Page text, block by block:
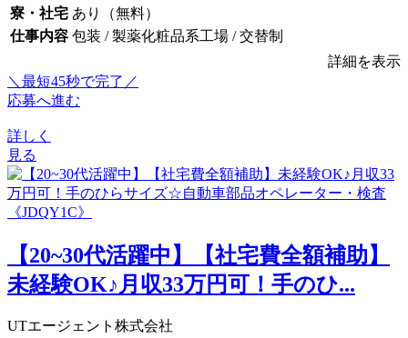
寮・社宅 あり（無料）
仕事内容 包装 / 製薬化粧品系工場 / 交替制
詳細を表示
＼最短45秒で完了／
応募へ進む
詳しく
見る
【20~30代活躍中】【社宅費全額補助】
未経験OK♪月収33万円可！手のひ...
UTエージェント株式会社